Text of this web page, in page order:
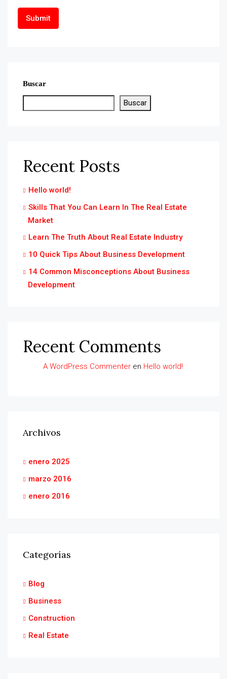
Buscar
Buscar
Recent Posts
Hello world!
Skills That You Can Learn In The Real Estate
Market
Learn The Truth About Real Estate Industry
10 Quick Tips About Business Development
14 Common Misconceptions About Business
Development
Recent Comments
A WordPress Commenter en Hello world!
Archivos
enero 2025
marzo 2016
enero 2016
Categorías
Blog
Business
Construction
Real Estate